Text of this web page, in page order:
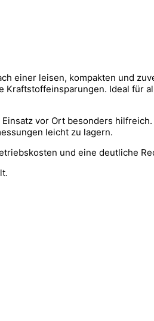
einer leisen, kompakten und
Ideal für
vor Ort besonders
leicht zu lagern.
und eine deutliche